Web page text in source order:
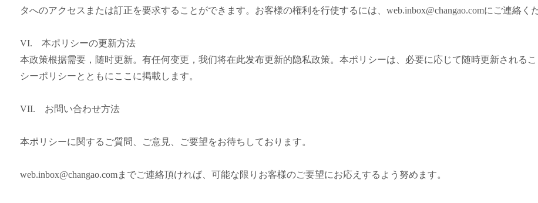
タへのアクセスまたは訂正を要求することができます。お客様の権利を行使するには、web.inbox@changao.comにご連絡く
VI. 本ポリシーの更新方法
本政策根据需要，随时更新。有任何变更，我们将在此发布更新的隐私政策。本ポリシーは、必要に応じて随時更新される
シーポリシーとともにここに掲載します。
VII. お問い合わせ方法
本ポリシーに関するご質問、ご意見、ご要望をお待ちしております。
web.inbox@changao.comまでご連絡頂ければ、可能な限りお客様のご要望にお応えするよう努めます。